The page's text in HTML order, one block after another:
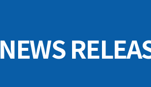
NEWS